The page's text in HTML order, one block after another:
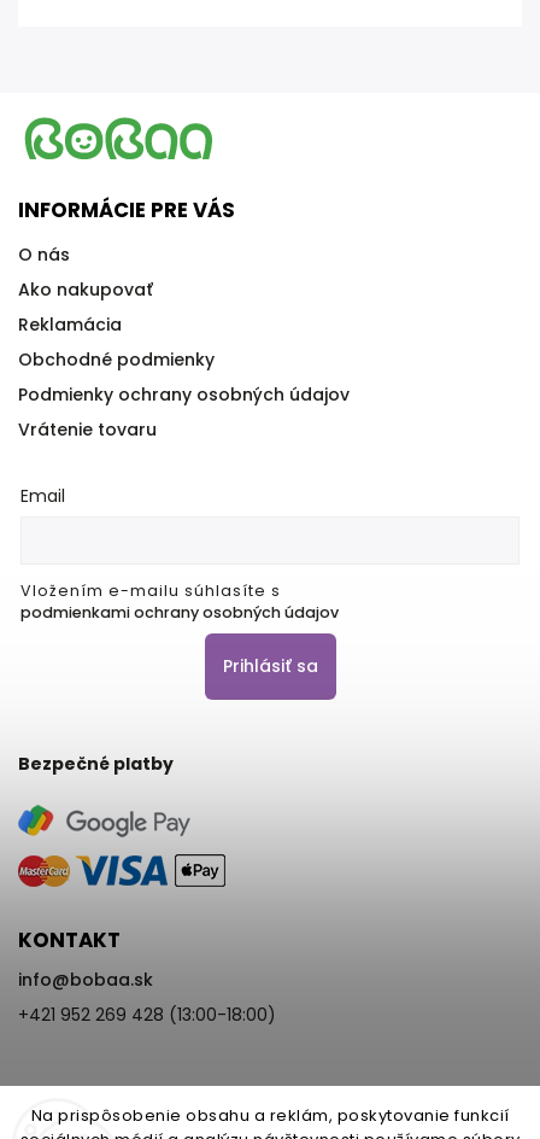
Na prispôsobenie obsahu a reklám, poskytovanie funkcií
INFORMÁCIE PRE VÁS
O nás
Ako nakupovať
Reklamácia
Obchodné podmienky
Podmienky ochrany osobných údajov
Vrátenie tovaru
Email
Vložením e-mailu súhlasíte s
podmienkami ochrany osobných údajov
Prihlásiť sa
Bezpečné platby
KONTAKT
info@bobaa.sk
+421 952 269 428 (13:00-18:00)